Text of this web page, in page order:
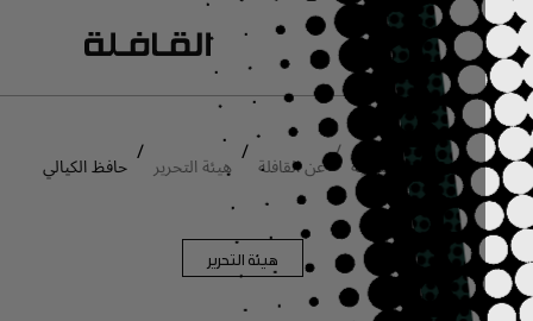
انتقل إلى المحتوى الرئيسي
الصفحة الرئيسية عن القافلة / هيئة التحرير / حافظ الكيالي
هيئة التحرير